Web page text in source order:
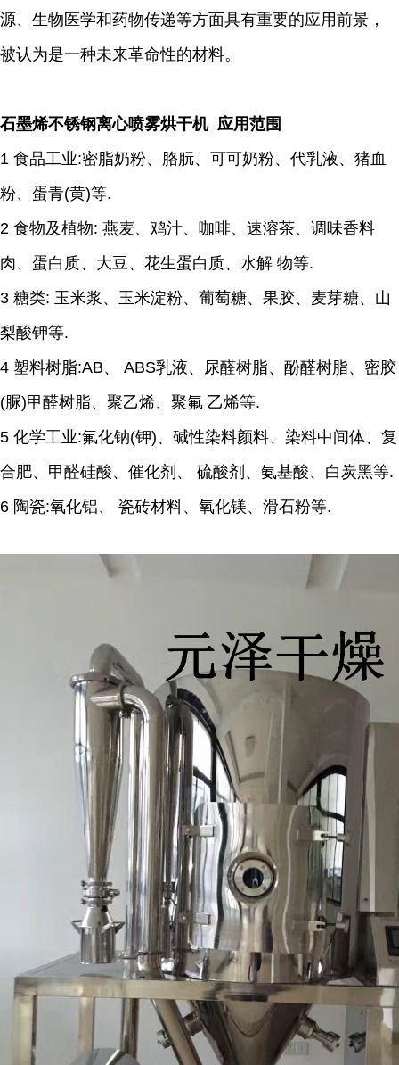
源、生物医学和药物传递等方面具有重要的应用前景，
被认为是一种未来革命性的材料。
石墨烯不锈钢离心喷雾烘干机 应用范围
1 食品工业:密脂奶粉、胳朊、可可奶粉、代乳液、猪血
粉、蛋青(黄)等.
2 食物及植物: 燕麦、鸡汁、咖啡、速溶茶、调味香料
肉、蛋白质、大豆、花生蛋白质、水解 物等.
3 糖类: 玉米浆、玉米淀粉、葡萄糖、果胶、麦芽糖、山
梨酸钾等.
4 塑料树脂:AB、 ABS乳液、尿醛树脂、酚醛树脂、密胶
(脲)甲醛树脂、聚乙烯、聚氟 乙烯等.
5 化学工业:氟化钠(钾)、碱性染料颜料、染料中间体、复
合肥、甲醛硅酸、催化剂、 硫酸剂、氨基酸、白炭黑等.
6 陶瓷:氧化铝、 瓷砖材料、氧化镁、滑石粉等.